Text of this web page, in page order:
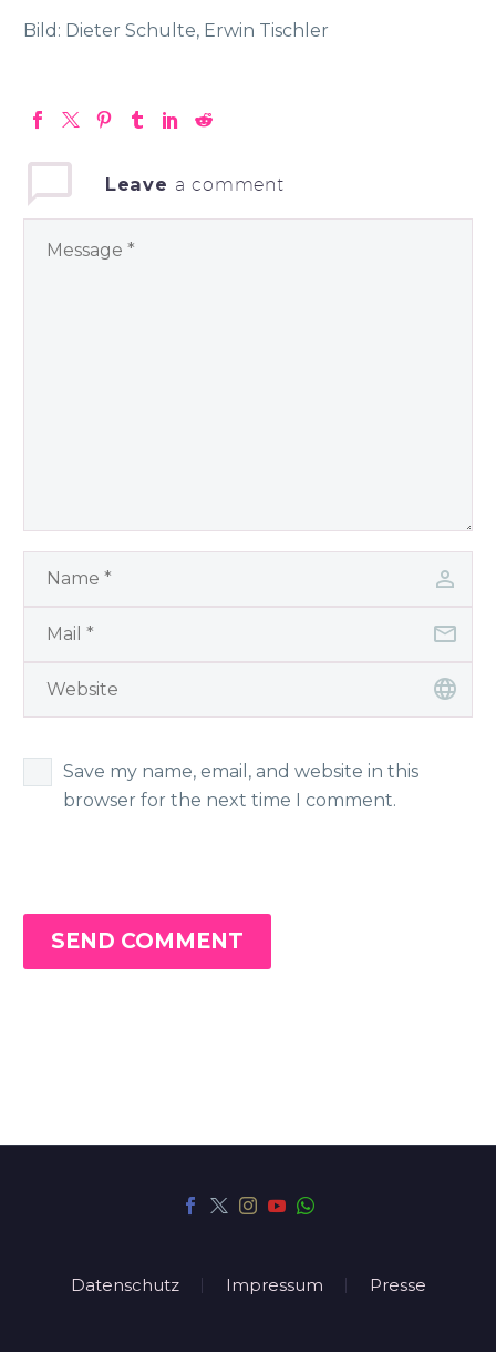
Bild: Dieter Schulte, Erwin Tischler
Leave a comment
Save my name, email, and website in this
browser for the next time I comment.
SEND COMMENT
Datenschutz Impressum Presse